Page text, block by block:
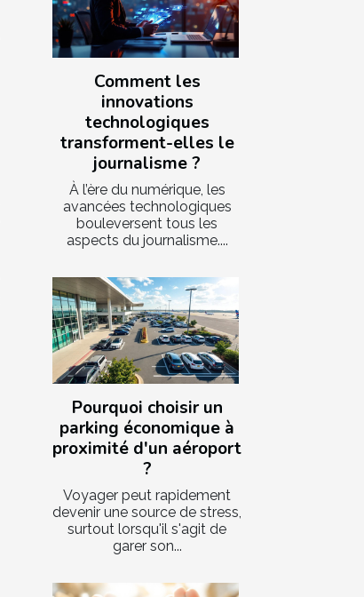
Comment les
innovations
technologiques
transforment-elles le
journalisme ?
À l’ère du numérique, les
avancées technologiques
bouleversent tous les
aspects du journalisme....
Pourquoi choisir un
parking économique à
proximité d'un aéroport
?
Voyager peut rapidement
devenir une source de stress,
surtout lorsqu'il s'agit de
garer son...